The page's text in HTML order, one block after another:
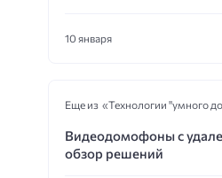
10 января
Еще из «Технологии "умного
Видеодомофоны с
обзор решений